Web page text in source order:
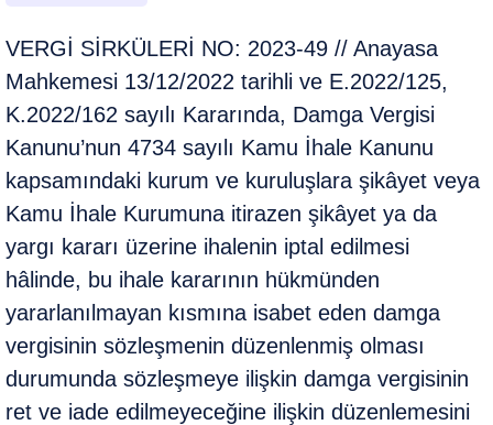
VERGİ SİRKÜLERİ NO: 2023-49 // Anayasa
Mahkemesi 13/12/2022 tarihli ve E.2022/125,
K.2022/162 sayılı Kararında, Damga Vergisi
Kanunu’nun 4734 sayılı Kamu İhale Kanunu
kapsamındaki kurum ve kuruluşlara şikâyet veya
Kamu İhale Kurumuna itirazen şikâyet ya da
yargı kararı üzerine ihalenin iptal edilmesi
hâlinde, bu ihale kararının hükmünden
yararlanılmayan kısmına isabet eden damga
vergisinin sözleşmenin düzenlenmiş olması
durumunda sözleşmeye ilişkin damga vergisinin
ret ve iade edilmeyeceğine ilişkin düzenlemesini